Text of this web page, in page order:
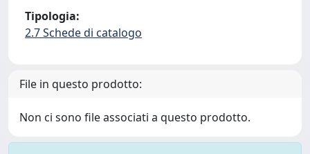
Tipologia:
2.7 Schede di catalogo
File in questo prodotto:
Non ci sono file associati a questo prodotto.